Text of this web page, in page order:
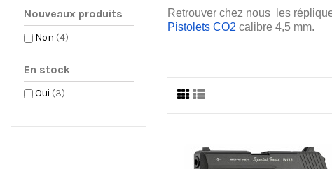
Retrouver chez nous  les
Pistolets CO2 calibre 4,5 mm.
Nouveaux produits
Non (4)
En stock
Oui (3)